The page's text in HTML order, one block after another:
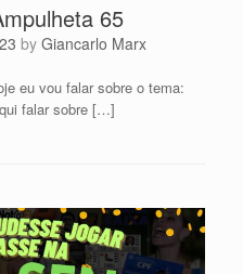
65
by Giancarlo Marx
eu vou falar sobre o tema:
falar sobre […]